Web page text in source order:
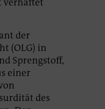
der
(OLG) in
Sprengstoff,
einer
des